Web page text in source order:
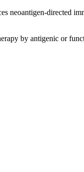
neoantigen‐directed
by antigenic or